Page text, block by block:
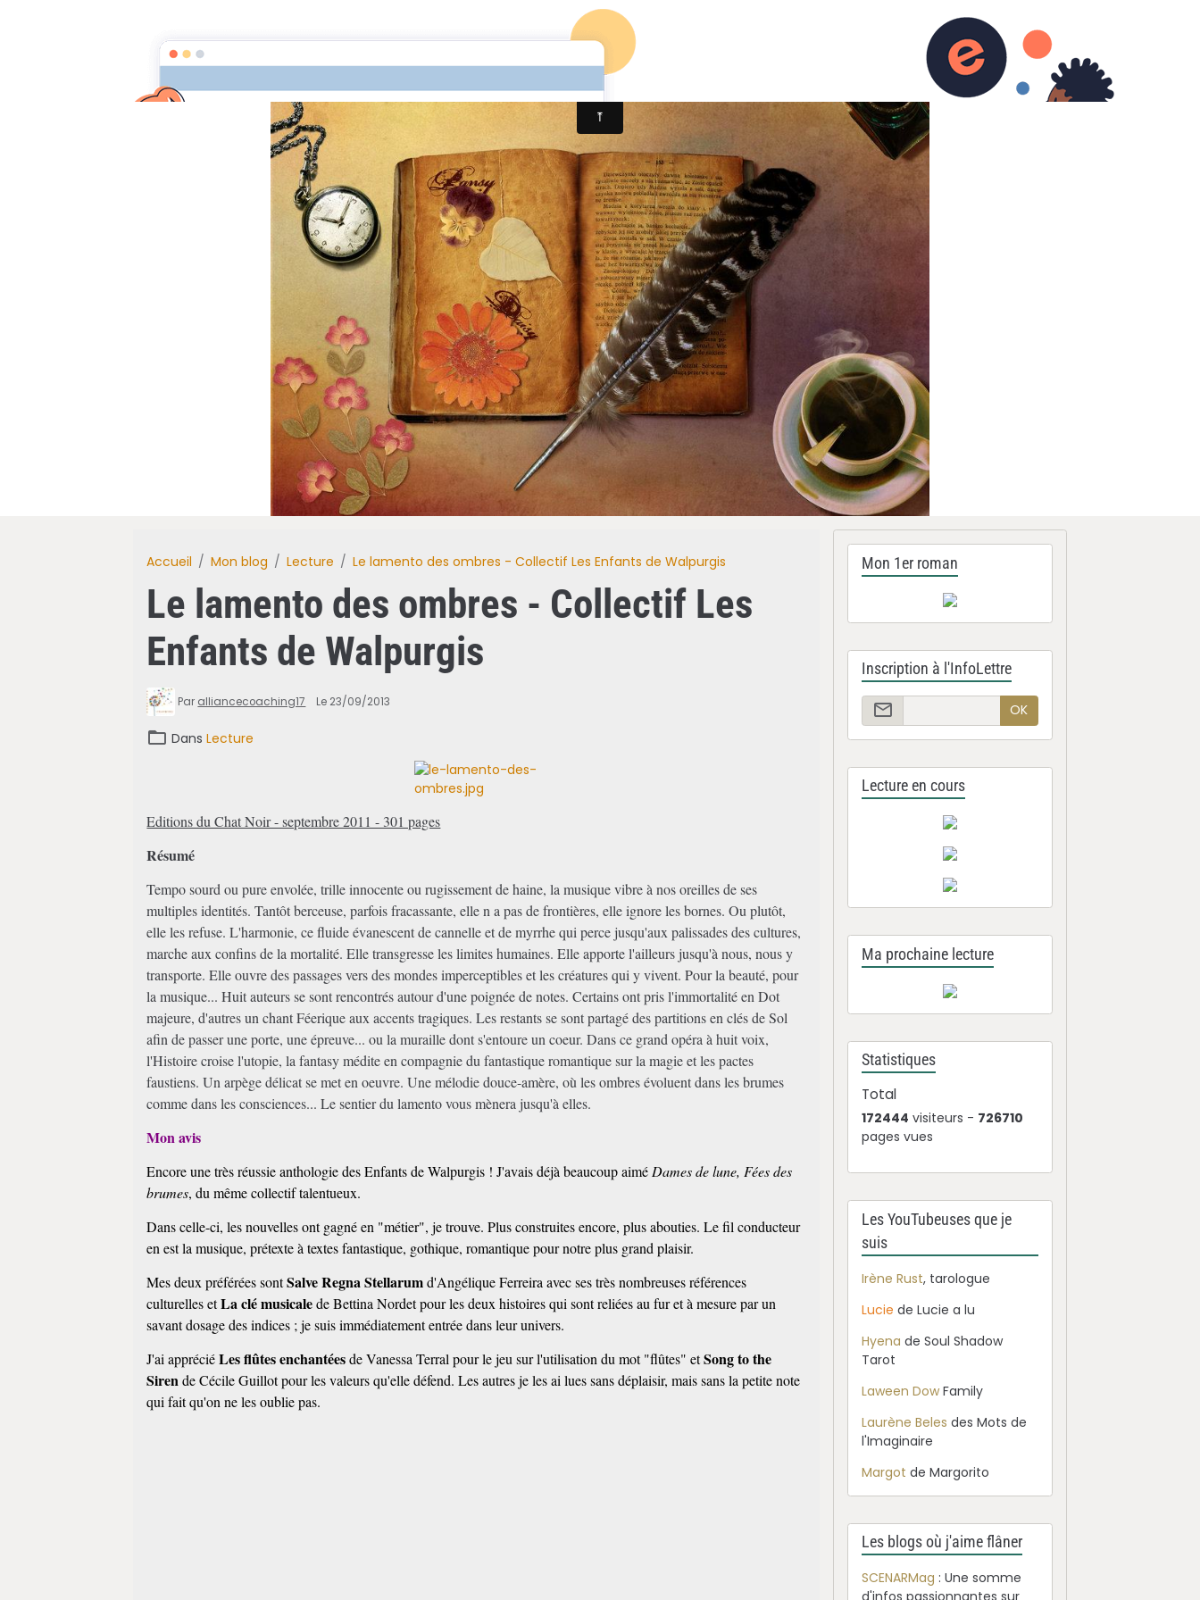
Mon blog Contact
Accueil Mon blog Lecture Le lamento des ombres - Collectif Les Enfants de Walpurgis
Le lamento des ombres - Collectif Les
Enfants de Walpurgis
Par alliancecoaching17 Le 23/09/2013
DansLecture
Editions du Chat Noir - septembre 2011 - 301 pages
Résumé
Tempo sourd ou pure envolée, trille innocente ou rugissement de haine, la musique vibre à nos oreilles de ses
multiples identités. Tantôt berceuse, parfois fracassante, elle n a pas de frontières, elle ignore les bornes. Ou plutôt,
elle les refuse. L'harmonie, ce fluide évanescent de cannelle et de myrrhe qui perce jusqu'aux palissades des cultures,
marche aux confins de la mortalité. Elle transgresse les limites humaines. Elle apporte l'ailleurs jusqu'à nous, nous y
transporte. Elle ouvre des passages vers des mondes imperceptibles et les créatures qui y vivent. Pour la beauté, pour
la musique... Huit auteurs se sont rencontrés autour d'une poignée de notes. Certains ont pris l'immortalité en Dot
majeure, d'autres un chant Féerique aux accents tragiques. Les restants se sont partagé des partitions en clés de Sol
afin de passer une porte, une épreuve... ou la muraille dont s'entoure un coeur. Dans ce grand opéra à huit voix,
l'Histoire croise l'utopie, la fantasy médite en compagnie du fantastique romantique sur la magie et les pactes
faustiens. Un arpège délicat se met en oeuvre. Une mélodie douce-amère, où les ombres évoluent dans les brumes
comme dans les consciences... Le sentier du lamento vous mènera jusqu'à elles.
Mon avis
Encore une très réussie anthologie des Enfants de Walpurgis ! J'avais déjà beaucoup aimé Dames de lune, Fées des
brumes, du même collectif talentueux.
Dans celle-ci, les nouvelles ont gagné en "métier", je trouve. Plus construites encore, plus abouties. Le fil conducteur
en est la musique, prétexte à textes fantastique, gothique, romantique pour notre plus grand plaisir.
Mes deux préférées sontSalve Regna Stellarumd'Angélique Ferreira avec ses très nombreuses références
culturelles etLa clé musicalede Bettina Nordet pour les deux histoires qui sont reliées au fur et à mesure par un
savant dosage des indices ; je suis immédiatement entrée dans leur univers.
J'ai appréciéLes flûtes enchantéesde Vanessa Terral pour le jeu sur l'utilisation du mot "flûtes" etSong to the
Sirende Cécile Guillot pour les valeurs qu'elle défend. Les autres je les ai lues sans déplaisir, mais sans la petite note
qui fait qu'on ne les oublie pas.
Mon 1er roman
Inscription à l'InfoLettre
OK
Lecture en cours
Ma prochaine lecture
Statistiques
Total
172444 visiteurs - 726710
pages vues
Les YouTubeuses que je
suis
Irène Rust, tarologue
Luciede Lucie a lu
Hyena de Soul Shadow
Tarot
Laween DowFamily
Laurène Beles des Mots de
l'Imaginaire
Margot de Margorito
Les blogs où j'aime flâner
SCENARMag : Une somme
d'infos passionnantes sur